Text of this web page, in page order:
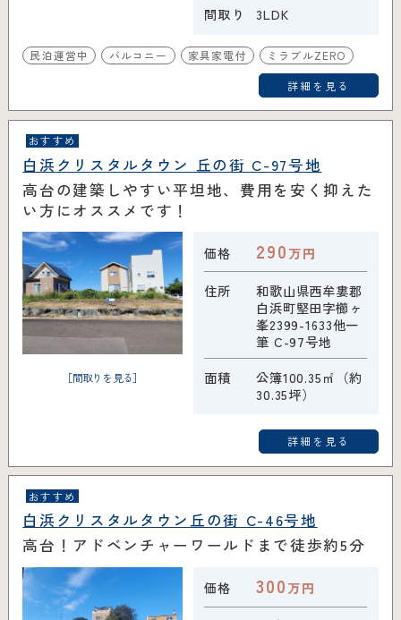
間取り
3LDK
民泊運営中 バルコニー 家具家電付
ミラブルZERO
詳細を見る
おすすめ
白浜クリスタルタウン 丘の街 C-97号地
高台の建築しやすい平坦地、費用を安く抑えた
い方にオススメです！
［間取りを見る］
価格 290万円
住所
和歌山県西牟婁郡
白浜町堅田字櫛ヶ
峯2399-1633他一
筆 C-97号地
面積
公簿100.35㎡（約
30.35坪）
詳細を見る
おすすめ
白浜クリスタルタウン丘の街 C-46号地
高台！アドベンチャーワールドまで徒歩約5分
価格 300万円